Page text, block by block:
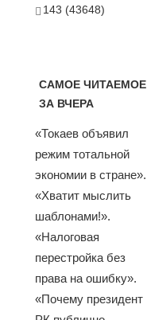
143 (43648)
САМОЕ ЧИТАЕМОЕ
ЗА ВЧЕРА
«Токаев объявил
режим тотальной
экономии в стране».
«Хватит мыслить
шаблонами!».
«Налоговая
перестройка без
права на ошибку».
«Почему президент